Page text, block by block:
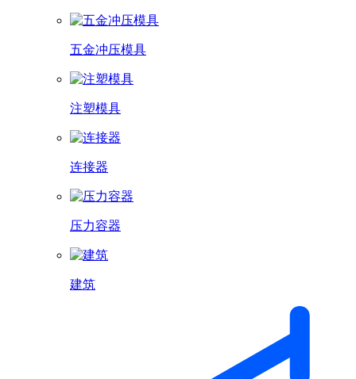
五金冲压模具
注塑模具
连接器
压力容器
建筑